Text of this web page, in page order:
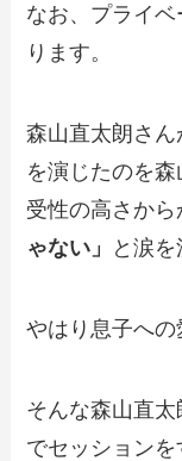
なお、プライ
ります。
森山直太朗さ
を演じたのを
受性の高さから
ゃない」
と涙を
やはり息子への
そんな森山直
でセッション